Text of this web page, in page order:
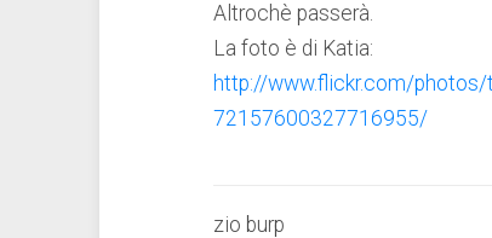
Altrochè passerà.
La foto è di Katia:
http://www.flickr.com/
72157600327716955/
zio burp